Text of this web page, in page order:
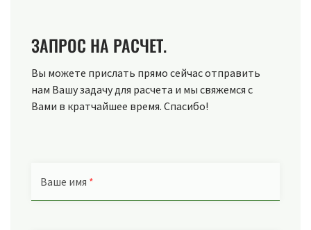
ЗАПРОС НА РАСЧЕТ.
Вы можете прислать прямо сейчас отправить
нам Вашу задачу для расчета и мы свяжемся с
Вами в кратчайшее время. Спасибо!
Ваше имя *